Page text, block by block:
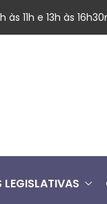
11h e 13h às